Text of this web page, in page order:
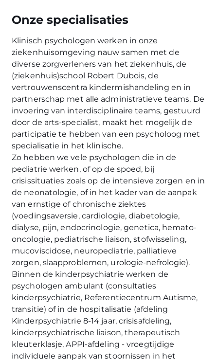
Onze specialisaties
Klinisch psychologen werken in onze
ziekenhuisomgeving nauw samen met de
diverse zorgverleners van het ziekenhuis, de
(ziekenhuis)school Robert Dubois, de
vertrouwenscentra kindermishandeling en in
partnerschap met alle administratieve teams. De
invoering van interdisciplinaire teams, gestuurd
door de arts-specialist, maakt het mogelijk de
participatie te hebben van een psycholoog met
specialisatie in het klinische.
Zo hebben we vele psychologen die in de
pediatrie werken, of op de spoed, bij
crisissituaties zoals op de intensieve zorgen en in
de neonatologie, of in het kader van de aanpak
van ernstige of chronische ziektes
(voedingsaversie, cardiologie, diabetologie,
dialyse, pijn, endocrinologie, genetica, hemato-
oncologie, pediatrische liaison, stofwisseling,
mucoviscidose, neuropediatrie, palliatieve
zorgen, slaapproblemen, urologie-nefrologie).
Binnen de kinderpsychiatrie werken de
psychologen ambulant (consultaties
kinderpsychiatrie, Referentiecentrum Autisme,
transitie) of in de hospitalisatie (afdeling
Kinderpsychiatrie 8-14 jaar, crisisafdeling,
kinderpsychiatrische liaison, therapeutisch
kleuterklasje, APPI-afdeling - vroegtijdige
individuele aanpak van stoornissen in het